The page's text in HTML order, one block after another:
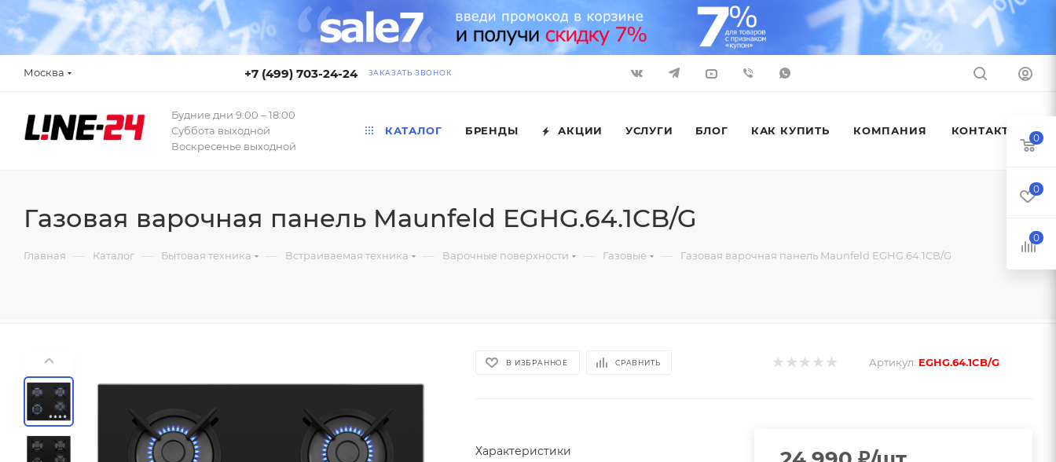
Москва +7 (499) 703-24-24 ЗАКАЗАТЬ ЗВОНОК
Будние дни 9:00 – 18:00
Суббота выходной
Воскресенье выходной
КАТАЛОГ БРЕНДЫ АКЦИИ УСЛУГИ БЛОГ КАК КУПИТЬ КОМПАНИЯ КОНТАКТЫ
Газовая варочная панель Maunfeld EGHG.64.1CB/G
Главная — Каталог — Бытовая техника — Встраиваемая техника — Варочные поверхности — Газовые — Газовая варочная панель Maunfeld EGHG.64.1CB/G
В ИЗБРАННОЕ СРАВНИТЬ Артикул: EGHG.64.1CB/G
Характеристики
0
0
0